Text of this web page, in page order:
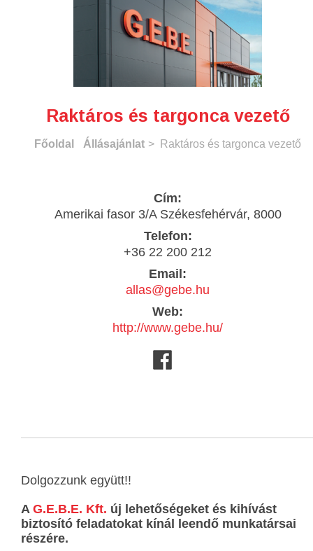
Raktáros és targonca vezető
Főoldal Állásajánlat > Raktáros és targonca vezető
Cím:
Amerikai fasor 3/A Székesfehérvár, 8000
Telefon:
+36 22 200 212
Email:
allas@gebe.hu
Web:
http://www.gebe.hu/
Dolgozzunk együtt!!
A G.E.B.E. Kft. új lehetőségeket és kihívást
biztosító feladatokat kínál leendő munkatársai
részére.